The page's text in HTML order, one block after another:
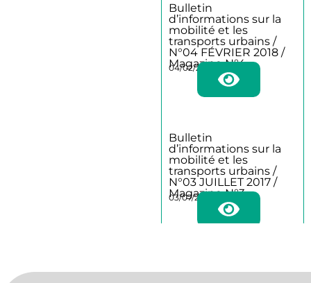
Bulletin
d’informations sur la
mobilité et les
transports urbains /
N°04 FÉVRIER 2018 /
Magazine N°4
04/02/2018
Bulletin
d’informations sur la
mobilité et les
transports urbains /
N°03 JUILLET 2017 /
Magazine N°3
03/07/2017